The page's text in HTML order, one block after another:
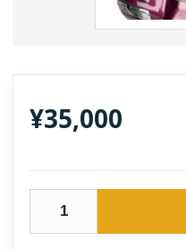
¥35,000
Snow
Chrome